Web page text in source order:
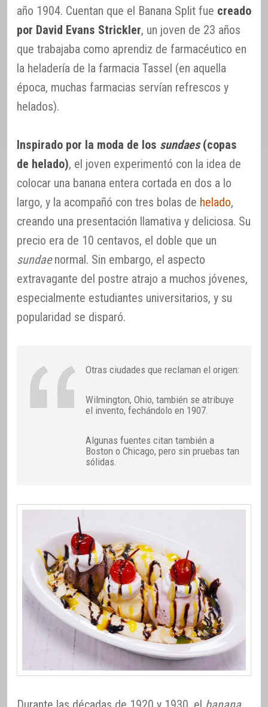
año 1904. Cuentan que el Banana Split fue creado
por David Evans Strickler, un joven de 23 años
que trabajaba como aprendiz de farmacéutico en
la heladería de la farmacia Tassel (en aquella
época, muchas farmacias servían refrescos y
helados).
Inspirado por la moda de los sundaes(copas
de helado), el joven experimentó con la idea de
colocar una banana entera cortada en dos a lo
largo, y la acompañó con tres bolas de helado,
creando una presentación llamativa y deliciosa. Su
precio era de 10 centavos, el doble que un
sundaenormal. Sin embargo, el aspecto
extravagante del postre atrajo a muchos jóvenes,
especialmente estudiantes universitarios, y su
popularidad se disparó.
Otras ciudades que reclaman el origen:
Wilmington, Ohio, también se atribuye
el invento, fechándolo en 1907.
Algunas fuentes citan también a
Boston o Chicago, pero sin pruebas tan
sólidas.